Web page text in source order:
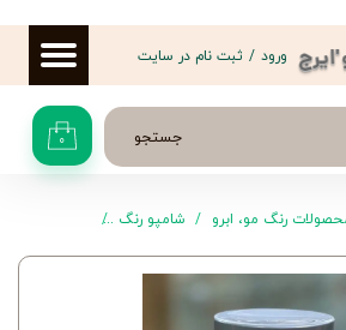
'ایرج
جستجو ۰
ورود / ثبت نام در سایت
رنگ مو، ابرو شامپو رنگ